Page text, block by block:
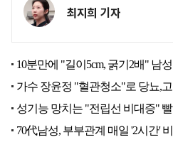
최지희 기자